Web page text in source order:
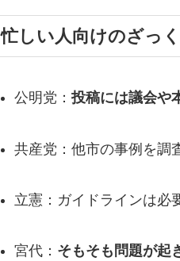
忙しい人向けのざっ
公明党：投稿には議会や
共産党：他市の事例を調
立憲：ガイドラインは必
宮代： そもそも問題が起